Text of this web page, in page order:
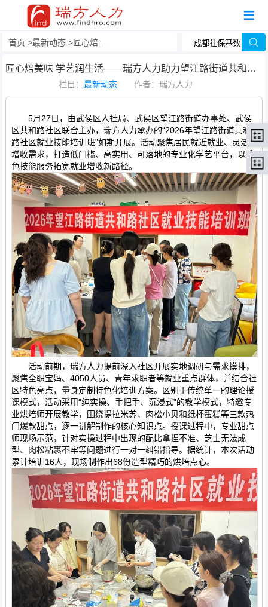
首页 最新动态 匠心焙美味 学艺润生活——瑞方人力助力望江路街道共和路社区开展烘焙培训活动
匠心焙美味 学艺润生活——瑞方人力助力望江路街道共和路社区开展烘焙培训活动
栏目： 最新动态 作者：瑞方人力
5月27日，由武侯区人社局、武侯区望江路街道办事处、武侯
区共和路社区联合主办，瑞方人力承办的“2026年望江路街道共和
路社区就业技能培训班”如期开展。活动聚焦居民就近就业、灵活
增收需求，打造低门槛、高实用、可落地的专业化学艺平台，以特
色技能服务拓宽就业增收新路径。
活动前期，瑞方人力提前深入社区开展实地调研与需求摸排，
聚焦全职宝妈、4050人员、青年求职者等就业重点群体，并结合社
区特色亮点，量身定制特色化培训方案。区别于传统单一的理论授
课模式，活动采用“纯实操、手把手、沉浸式”的教学模式，特邀专
业烘焙师开展教学，围绕提拉米苏、肉松小贝和纸杯蛋糕等三款热
门爆款甜点，逐一讲解制作的核心知识点。授课过程中，专业甜点
师现场示范，针对实操过程中出现的配比拿捏不准、芝士无法成
型、肉松粘裹不牢等问题进行一对一纠错指导。据统计，本次活动
累计培训16人，现场制作出68份造型精巧的烘焙点心。